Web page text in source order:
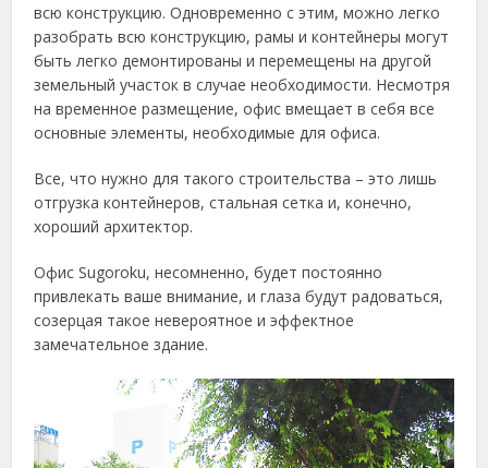
всю конструкцию. Одновременно с этим, можно легко
разобрать всю конструкцию, рамы и контейнеры могут
быть легко демонтированы и перемещены на другой
земельный участок в случае необходимости. Несмотря
на временное размещение, офис вмещает в себя все
основные элементы, необходимые для офиса.
Все, что нужно для такого строительства – это лишь
отгрузка контейнеров, стальная сетка и, конечно,
хороший архитектор.
Офис Sugoroku, несомненно, будет постоянно
привлекать ваше внимание, и глаза будут радоваться,
созерцая такое невероятное и эффектное
замечательное здание.